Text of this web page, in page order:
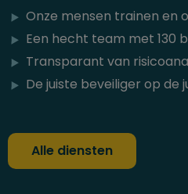
Onze mensen trainen en
Een hecht team met 130
Transparant van
De juiste beveiliger op de
Alle diensten